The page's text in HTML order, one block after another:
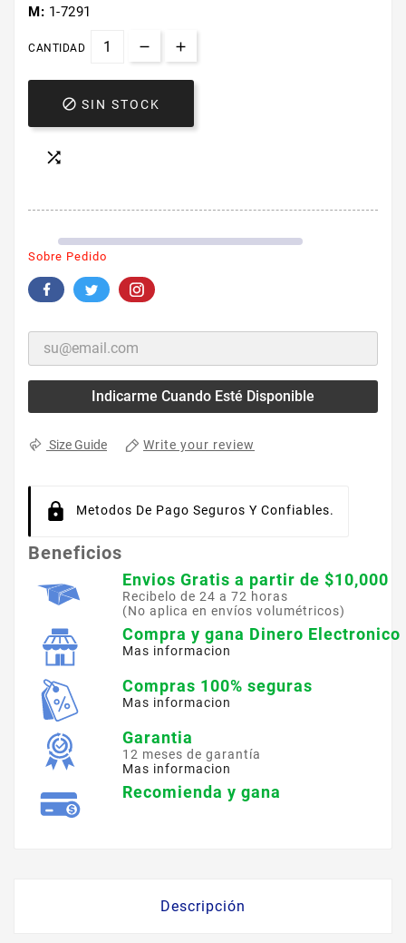
M: 1-7291
CANTIDAD
 SIN STOCK

Sobre Pedido
Indicarme Cuando Esté Disponible
Size Guide Write your review
Metodos De Pago Seguros Y Confiables.
Beneficios
Envios Gratis a partir de $10,000
Recibelo de 24 a 72 horas
(No aplica en envíos volumétricos)
Compra y gana Dinero Electronico
Mas informacion
Compras 100% seguras
Mas informacion
Garantia
12 meses de garantía
Mas informacion
Recomienda y gana
Descripción